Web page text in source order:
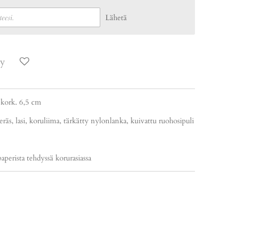
Lähetä
6,5 cm
lasi, koruliima, tärkätty nylonlanka, kuivattu ruohosipuli
tehdyssä korurasiassa